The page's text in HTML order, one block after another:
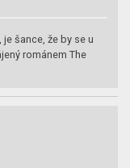
šance, že by se u
románem The